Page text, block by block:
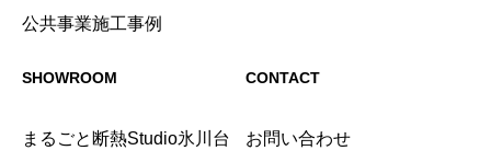
公共事業施工事例
SHOWROOM
まるごと断熱Studio氷川台
CONTACT
お問い合わせ